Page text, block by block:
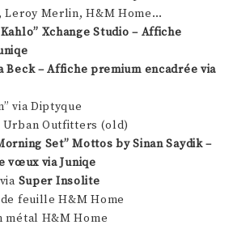
Leroy Merlin, H&M Home…
Xchange Studio – Affiche
Beck – Affiche premium encadrée via
via Diptyque
Urban Outfitters (old)
Set” Mottos by Sinan Saydik –
vœux via Juniqe
Super Insolite
feuille H&M Home
métal H&M Home